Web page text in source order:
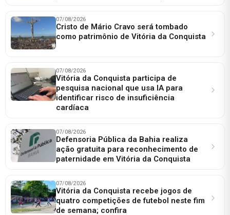
07/08/2026
Cristo de Mário Cravo será tombado
como patrimônio de Vitória da Conquista
07/08/2026
Vitória da Conquista participa de
pesquisa nacional que usa IA para
identificar risco de insuficiência
cardíaca
07/08/2026
Defensoria Pública da Bahia realiza
ação gratuita para reconhecimento de
paternidade em Vitória da Conquista
07/08/2026
Vitória da Conquista recebe jogos de
quatro competições de futebol neste fim
de semana; confira